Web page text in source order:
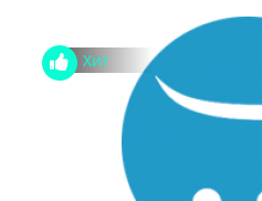
Хит